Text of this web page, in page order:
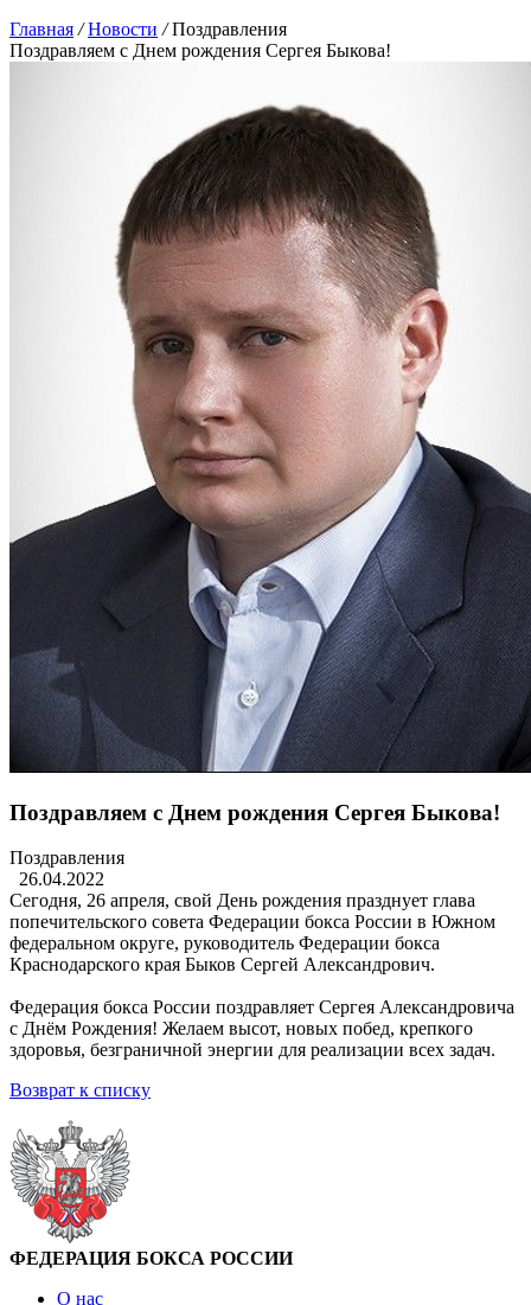
Главная / Новости /Поздравления
Поздравляем с Днем рождения Сергея Быкова!
Поздравляем с Днем рождения Сергея Быкова!
Поздравления
26.04.2022
Сегодня, 26 апреля, свой День рождения празднует глава
попечительского совета Федерации бокса России в Южном
федеральном округе, руководитель Федерации бокса
Краснодарского края Быков Сергей Александрович.
Федерация бокса России поздравляет Сергея Александровича
с Днём Рождения! Желаем высот, новых побед, крепкого
здоровья, безграничной энергии для реализации всех задач.
Возврат к списку
ФЕДЕРАЦИЯ БОКСА РОССИИ
О нас